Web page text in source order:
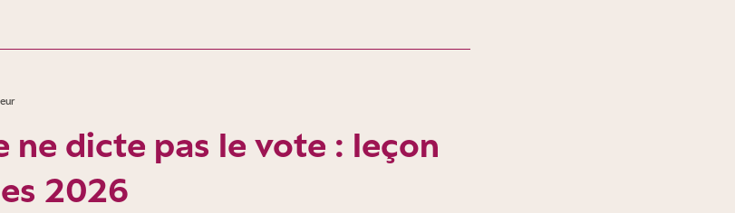
ne dicte pas le vote : leçon
2026